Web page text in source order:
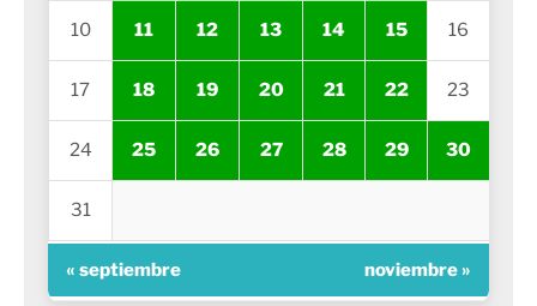
10 11 12 13 14 15 16
17 18 19 20 21 22 23
24 25 26 27 28 29 30
31
« septiembre noviembre »